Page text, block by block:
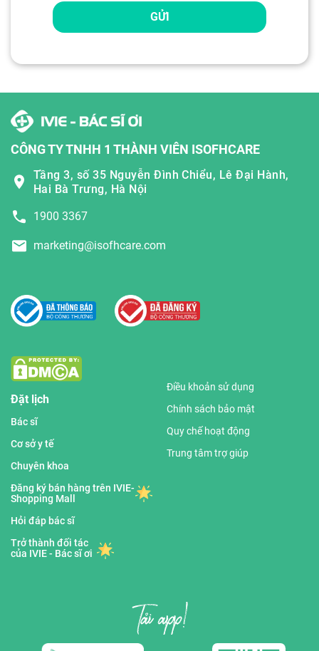
GỬI
CÔNG TY TNHH 1 THÀNH VIÊN ISOFHCARE
Tầng 3, số 35 Nguyễn Đình Chiểu, Lê Đại Hành,
Hai Bà Trưng, Hà Nội
1900 3367
marketing@isofhcare.com
Đặt lịch
Bác sĩ
Cơ sở y tế
Chuyên khoa
Đăng ký bán hàng trên IVIE-
Shopping Mall
Hỏi đáp bác sĩ
Trở thành đối tác
của IVIE - Bác sĩ ơi
Điều khoản sử dụng
Chính sách bảo mật
Quy chế hoạt động
Trung tâm trợ giúp